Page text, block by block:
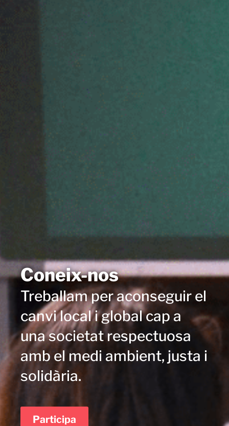
Coneix-nos
Treballam per aconseguir el
canvi local i global cap a
una societat respectuosa
amb el medi ambient, justa i
solidària.
Participa